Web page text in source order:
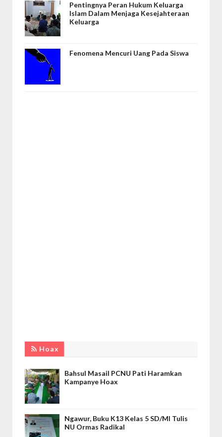
Pentingnya Peran Hukum Keluarga
Islam Dalam Menjaga Kesejahteraan
Keluarga
Fenomena Mencuri Uang Pada Siswa
Hoax
Bahsul Masail PCNU Pati Haramkan
Kampanye Hoax
Ngawur, Buku K13 Kelas 5 SD/MI Tulis
NU Ormas Radikal